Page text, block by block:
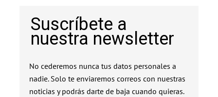
Suscríbete a
nuestra newsletter
No cederemos nunca tus datos personales a
nadie. Solo te enviaremos correos con nuestras
noticias y podrás darte de baja cuando quieras.